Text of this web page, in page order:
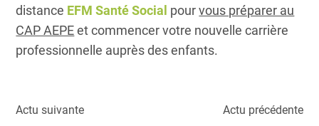
distance EFM Santé Social pourvous préparer au
CAP AEPEet commencer votre nouvelle carrière
professionnelle auprès des enfants.
Actu suivante Actu précédente